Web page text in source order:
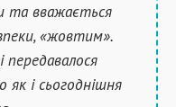
та вважається
«жовтим».
передавалося
як і сьогоднішня